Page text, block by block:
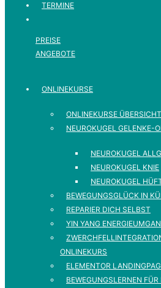
TERMINE
PREISE
ANGEBOTE
ONLINEKURSE
ONLINEKURSE ÜBERSICHT
NEUROKUGEL GELENKE-
NEUROKUGEL
NEUROKUGEL KNIE
NEUROKUGEL
BEWEGUNGSGLÜCK IN
REPARIER DICH SELBST
YIN YANG
ONLINEKURS
ELEMENTOR
BEWEGUNGSLERNEN FÜR